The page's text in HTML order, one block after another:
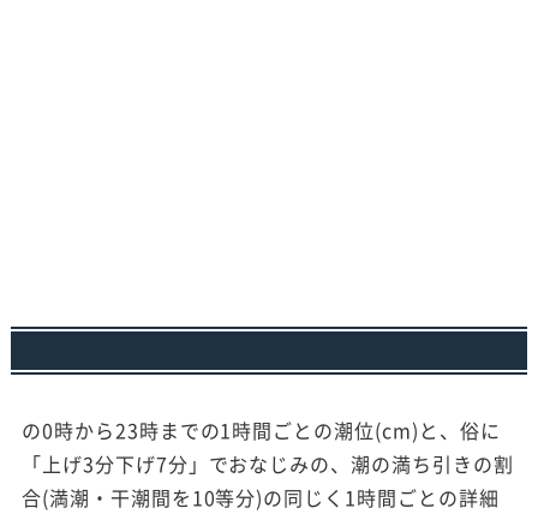
の0時から23時までの1時間ごとの潮位(cm)と、俗に
「上げ3分下げ7分」でおなじみの、潮の満ち引きの割
合(満潮・干潮間を10等分)の同じく1時間ごとの詳細